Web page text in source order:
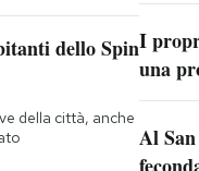
dello Spin
della città, anche
I
una
Al